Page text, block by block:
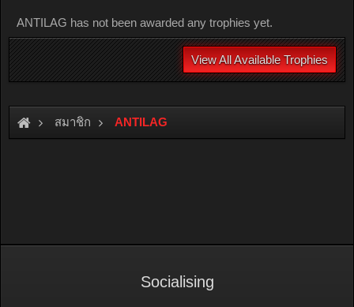
ANTILAG has not been awarded any trophies yet.
View All Available Trophies
สมาชิก ANTILAG
Socialising